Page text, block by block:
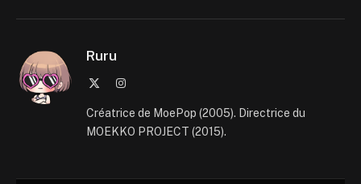
Ruru
Instagram
Créatrice de MoePop (2005). Directrice du
MOEKKO PROJECT (2015).